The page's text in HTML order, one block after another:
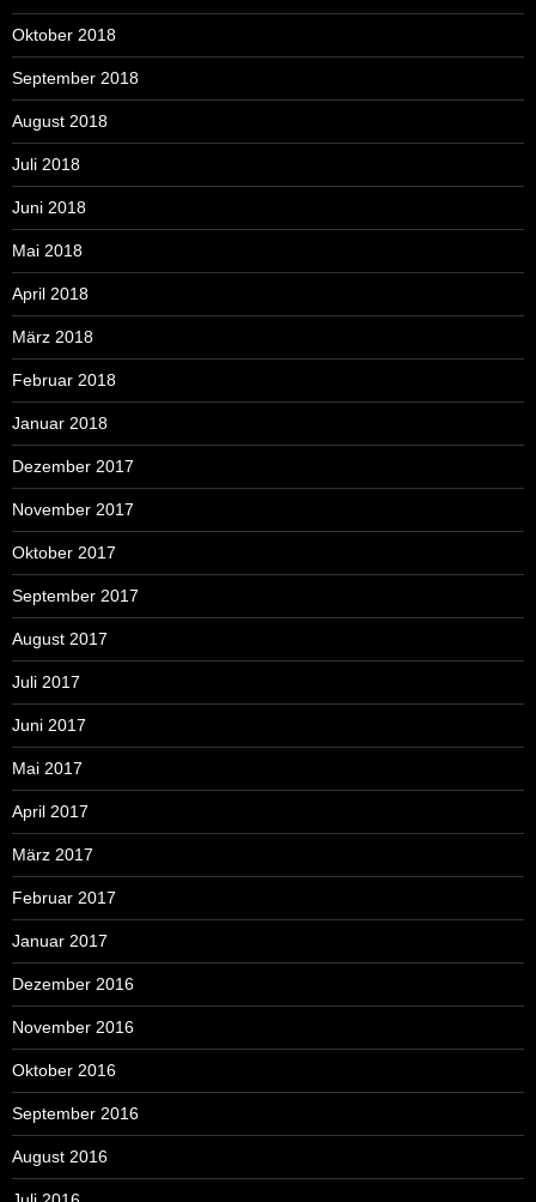
Oktober 2018
September 2018
August 2018
Juli 2018
Juni 2018
Mai 2018
April 2018
März 2018
Februar 2018
Januar 2018
Dezember 2017
November 2017
Oktober 2017
September 2017
August 2017
Juli 2017
Juni 2017
Mai 2017
April 2017
März 2017
Februar 2017
Januar 2017
Dezember 2016
November 2016
Oktober 2016
September 2016
August 2016